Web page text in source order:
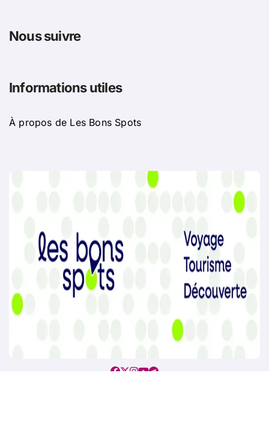
Nous suivre
Informations utiles
À propos de Les Bons Spots